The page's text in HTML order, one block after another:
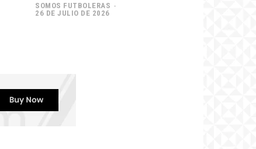
SOMOS FUTBOLERAS -
26 DE JULIO DE 2026